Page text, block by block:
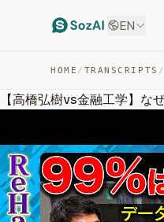
EN
HOME / TRANSCRIPTS
【高橋弘樹vs金融工学】